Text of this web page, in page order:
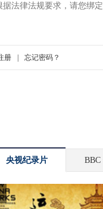
央视纪录片 BBC